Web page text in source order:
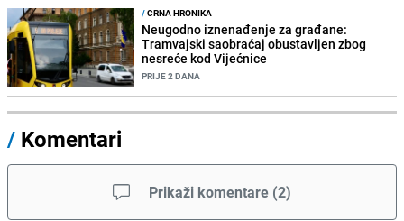
/CRNA HRONIKA
Neugodno iznenađenje za građane:
Tramvajski saobraćaj obustavljen zbog
nesreće kod Vijećnice
PRIJE 2 DANA
/ Komentari
Prikaži komentare (2)